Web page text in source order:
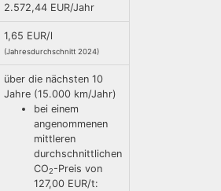
2.572,44 EUR/Jahr
1,65 EUR/l
(Jahresdurchschnitt 2024)
über die nächsten 10
Jahre (15.000 km/Jahr)
bei einem
angenommenen
mittleren
durchschnittlichen
CO2-Preis von
127,00 EUR/t: